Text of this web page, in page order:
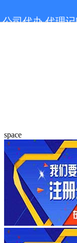
公司代办,代理
space